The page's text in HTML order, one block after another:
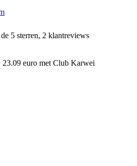
5 sterren, 2 klantreviews
euro met Club Karwei